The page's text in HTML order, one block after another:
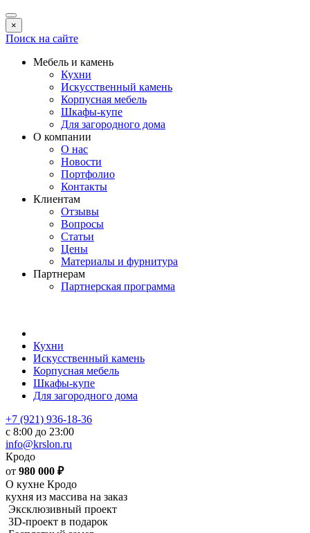
×
Поиск на сайте
Мебель и камень
Кухни
Искусственный камень
Корпусная мебель
Шкафы-купе
Для загородного дома
О компании
О нас
Новости
Портфолио
Контакты
Клиентам
Отзывы
Вопросы
Статьи
Цены
Материалы и фурнитура
Партнерам
Партнерская программа
Кухни
Искусственный камень
Корпусная мебель
Шкафы-купе
Для загородного дома
+7 (921) 936-18-36
с 8:00 до 23:00
info@krslon.ru
Кродо
от 980 000 ₽
О кухне Кродо
кухня из массива на заказ
Эксклюзивный проект
3D-проект в подарок